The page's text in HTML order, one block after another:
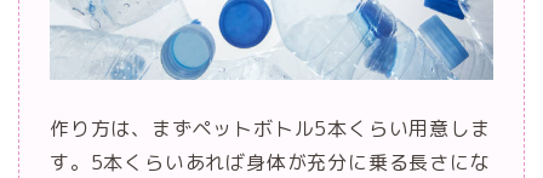
作り方は、まずペットボトル5本くらい用意しま
す。5本くらいあれば身体が充分に乗る長さにな